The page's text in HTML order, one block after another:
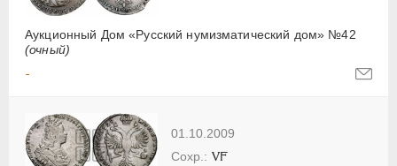
Аукционный Дом «Русский нумизматический дом» №42
(очный)
-
01.10.2009
VF